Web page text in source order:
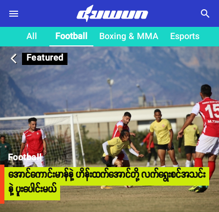
search
All Football Boxing & MMA
Esports
Featured
arrow_back_ios
Football
အောင်ကောင်းမာန်နဲ့ ဟိန်းထက်အောင်တို့ လက်ရွေးစင်အသင်း
နဲ့ ပူးပေါင်းမယ်